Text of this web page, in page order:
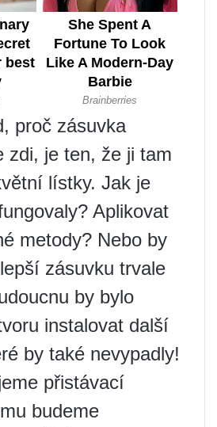
proč zásuvka
zdi, je ten, že ji tam
lístky. Jak je
Aplikovat
metody? Nebo by
zásuvku trvale
by bylo
instalovat další
by také nevypadly!
přistávací
budeme